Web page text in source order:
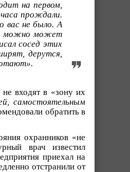
на первом,
прождали.
вас не было. А
можно может
сосед этих
дерутся,
входят в «зону их
самостоятельным
обратить в
охранников «не
врач известил
приехал на
отстранили от